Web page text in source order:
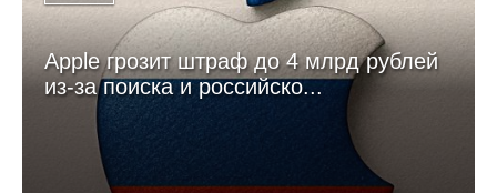
Apple грозит штраф до 4 млрд рублей
из-за поиска и российско...